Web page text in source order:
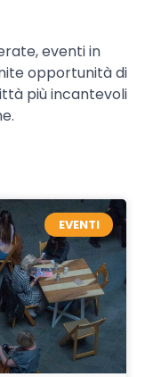
eventi in
opportunità di
più incantevoli
EVENTI